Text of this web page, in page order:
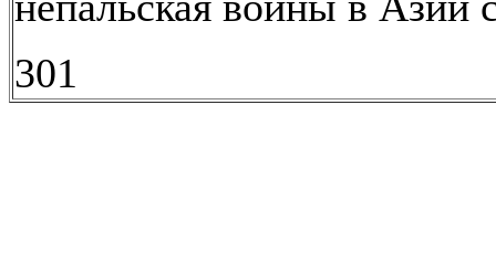
301